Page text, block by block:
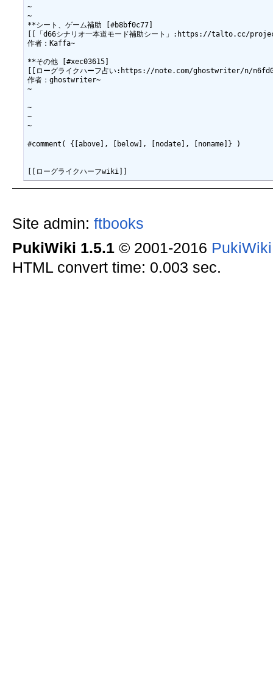
~
~
**シート、ゲーム補助 [#b8bf0c77]
[[「d66シナリオ一本道モード補助シート」:https://talto.cc/
作者：Kaffa~
**その他 [#xec03615]
[[ローグライクハーフ占い:https://note.com/ghostwriter/n/
作者：ghostwriter~
~
~
~
~
#comment( {[above], [below], [nodate], [noname]} )
Site admin: ftbooks
PukiWiki 1.5.1© 2001-2016
HTML convert time: 0.003 sec.